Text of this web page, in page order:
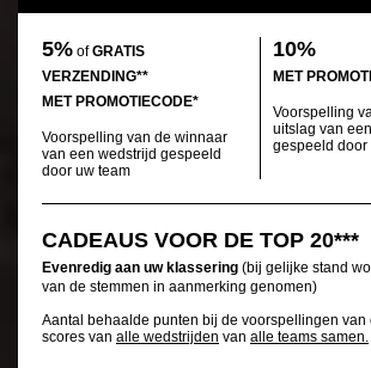
5% ofGRATIS
VERZENDING**
MET PROMOTIECODE*
Voorspelling van de winnaar
van een wedstrijd gespeeld
door uw team
10%
MET
Voorspelling
uitslag van
gespeeld door
CADEAUS VOOR DE TOP 20***
Evenredig aan uw klassering (bij gelijke stand
van de stemmen in aanmerking genomen)
Aantal behaalde punten bij de voorspellingen van
scores van alle wedstrijden van alle teams samen.